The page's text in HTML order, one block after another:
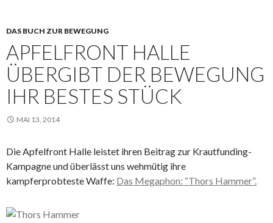
DAS BUCH ZUR BEWEGUNG
APFELFRONT HALLE
ÜBERGIBT DER BEWEGUNG
IHR BESTES STÜCK
MAI 13, 2014
Die Apfelfront Halle leistet ihren Beitrag zur Krautfunding-
Kampagne und überlässt uns wehmütig ihre
kampferprobteste Waffe: Das Megaphon: “Thors Hammer”.